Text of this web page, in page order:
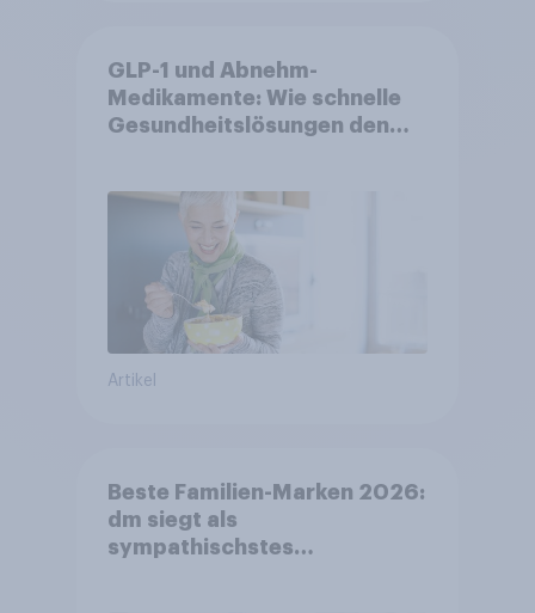
GLP-1 und Abnehm-
Medikamente: Wie schnelle
Gesundheitslösungen den
Artikel
Beste Familien-Marken 2026:
dm siegt als
sympathischstes